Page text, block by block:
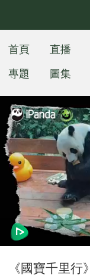
首頁 直播
專題
圖集
《國寶千里